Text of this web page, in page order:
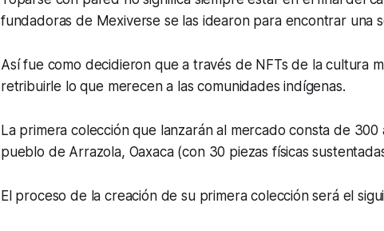
fundadoras de Mexiverse se las idearon para encontrar una
Así fue como decidieron que a través de NFTs de la cultura
retribuirle lo que merecen a las comunidades indígenas.
La primera colección que lanzarán al mercado consta de 300
pueblo de Arrazola, Oaxaca (con 30 piezas físicas
El proceso de la creación de su primera colección será el